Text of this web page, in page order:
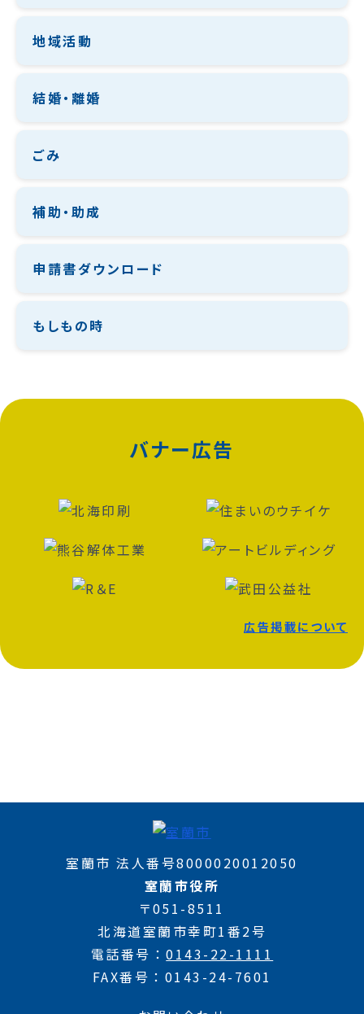
地域活動
結婚・離婚
ごみ
補助・助成
申請書ダウンロード
もしもの時
バナー広告
広告掲載について
室蘭市 法人番号8000020012050
室蘭市役所
〒051-8511
北海道室蘭市幸町1番2号
電話番号
0143-22-1111
FAX番号
0143-24-7601